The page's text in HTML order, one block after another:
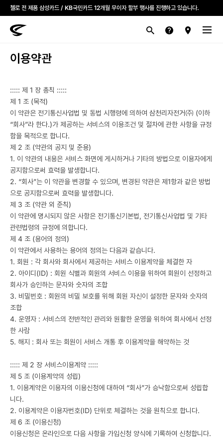
모든 첼로자전거 대리점은 고유가 피해지원금을 사용할 수 있습니다.
산악
이용약관
::::: 제 1 장 총칙 :::::
제 1 조 (목적)
이 약관은 전기통신사업법 및 동법 시행령에 의하여 삼천리자전거㈜ (이하
“회사”라 한다.)가 제공하는 서비스의 이용조건 및 절차에 관한 사항을 규정
함을 목적으로 합니다.
제 2 조 (약관의 공지 및 준용)
1. 이 약관의 내용은 서비스 화면에 게시하거나 기타의 방법으로 이용자에게
공지함으로써 효력을 발생합니다.
2. “회사”는 이 약관을 변경할 수 있으며, 변경된 약관은 제1항과 같은 방법
으로 공지함으로써 효력을 발생합니다.
제 3 조 (약관 외 준칙)
이 약관에 명시되지 않은 사항은 전기통신기본법, 전기통신사업법 및 기타
관련법령의 규정에 의합니다.
제 4 조 (용어의 정의)
이 약관에서 사용하는 용어의 정의는 다음과 같습니다.
1. 회원 : 각 회사와 회사에서 제공하는 서비스 이용계약을 체결한 자
2. 아이디(ID) : 회원 식별과 회원의 서비스 이용을 위하여 회원이 선정하고
회사가 승인하는 문자와 숫자의 조합
3. 비밀번호 : 회원의 비밀 보호를 위해 회원 자신이 설정한 문자와 숫자의
조합
4. 운영자 : 서비스의 전반적인 관리와 원활한 운영을 위하여 회사에서 선정
한 사람
5. 해지 : 회사 또는 회원이 서비스 개통 후 이용계약을 해약하는 것
::::: 제 2 장 서비스이용계약 :::::
제 5 조 (이용계약의 성립)
1. 이용계약은 이용자의 이용신청에 대하여 “회사”가 승낙함으로써 성립합
니다.
2. 이용계약은 이용자번호(ID) 단위로 체결하는 것을 원칙으로 합니다.
제 6 조 (이용신청)
이용신청은 온라인으로 다음 사항을 가입신청 양식에 기록하여 신청합니다.